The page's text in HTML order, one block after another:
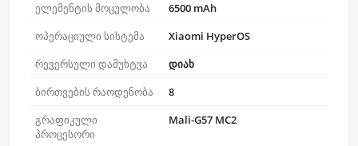
ელემენტის მოცულობა
6500 mAh
ოპერაციული სისტემა
Xiaomi HyperOS
რევერსული დამუხტვა
დიახ
ბირთვების რაოდენობა
8
გრაფიკული
პროცესორი
Mali-G57 MC2